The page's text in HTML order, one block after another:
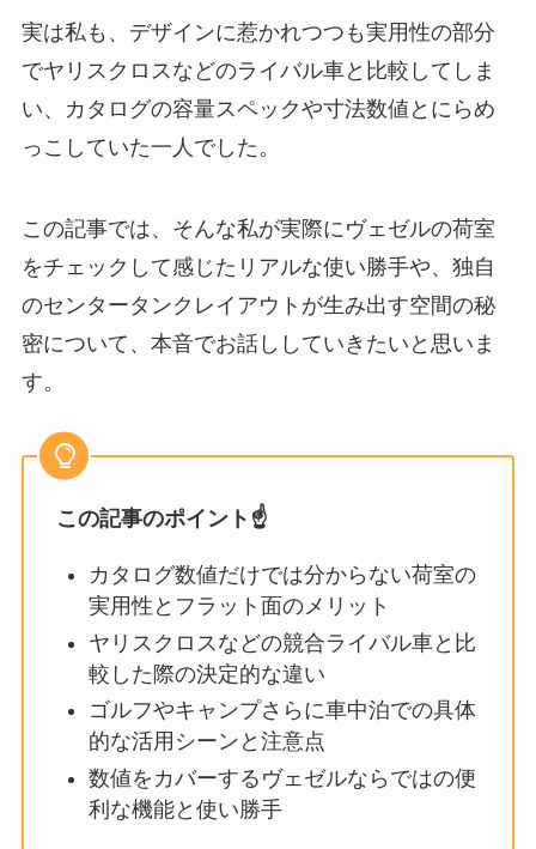
実は私も、デザインに惹かれつつも実用性の部分
でヤリスクロスなどのライバル車と比較してしま
い、カタログの容量スペックや寸法数値とにらめ
っこしていた一人でした。
この記事では、そんな私が実際にヴェゼルの荷室
をチェックして感じたリアルな使い勝手や、独自
のセンタータンクレイアウトが生み出す空間の秘
密について、本音でお話ししていきたいと思いま
す。
この記事のポイント☝️
カタログ数値だけでは分からない荷室の
実用性とフラット面のメリット
ヤリスクロスなどの競合ライバル車と比
較した際の決定的な違い
ゴルフやキャンプさらに車中泊での具体
的な活用シーンと注意点
数値をカバーするヴェゼルならではの便
利な機能と使い勝手